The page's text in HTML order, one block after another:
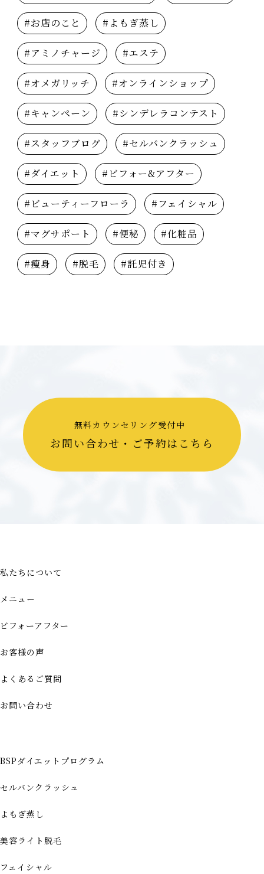
#お店のこと #よもぎ蒸し
#アミノチャージ #エステ
#オメガリッチ #オンラインショップ
#キャンペーン #シンデレラコンテスト
#スタッフブログ #セルバンクラッシュ
#ダイエット #ビフォー&アフター
#ビューティーフローラ #フェイシャル
#マグサポート #便秘 #化粧品
#瘦身 #脱毛 #託児付き
無料カウンセリング受付中
お問い合わせ・ご予約はこちら
私たちについて
メニュー
ビフォーアフター
お客様の声
よくあるご質問
お問い合わせ
BSPダイエットプログラム
セルバンクラッシュ
よもぎ蒸し
美容ライト脱毛
フェイシャル